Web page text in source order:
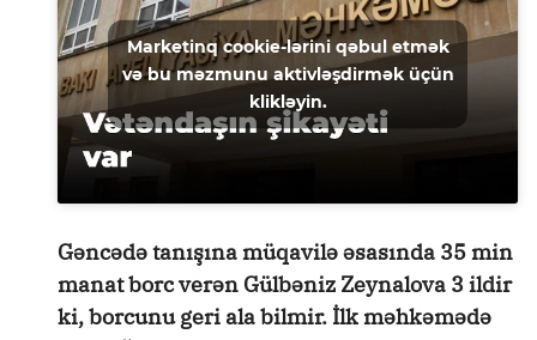
Marketinq cookie-lərini qəbul etmək
və bu məzmunu aktivləşdirmək üçün
klikləyin.
Gəncədə tanışına müqavilə əsasında 35 min
manat borc verən Gülbəniz Zeynalova 3 ildir
ki, borcunu geri ala bilmir. İlk məhkəmədə